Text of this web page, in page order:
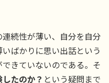
続性が薄い、自分を自分
ばかりに思い出話という
きていないのである。そ
たのか？ という疑問まで